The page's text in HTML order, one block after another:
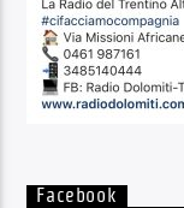
Facebook